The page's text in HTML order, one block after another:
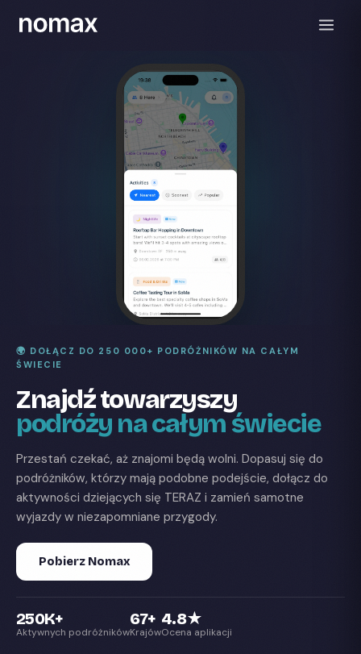
🌍 DOŁĄCZ DO 250 000+ PODRÓŻNIKÓW NA CAŁYM
ŚWIECIE
Znajdź towarzyszy
podróży na całym świecie
Przestań czekać, aż znajomi będą wolni. Dopasuj się do
podróżników, którzy mają podobne podejście, dołącz do
aktywności dziejących się TERAZ i zamień samotne
wyjazdy w niezapomniane przygody.
Pobierz Nomax
250K+
Aktywnych podróżników
67+
Krajów
4.8★
Ocena aplikacji